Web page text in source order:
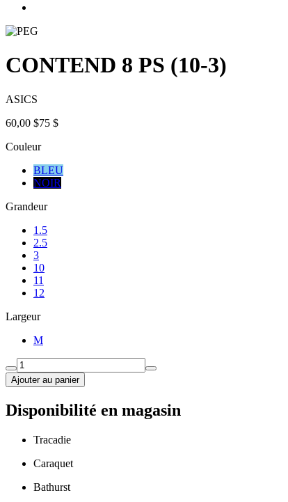
CONTEND 8 PS (10-3)
ASICS
60,00 $75 $
Couleur
BLEU
NOIR
Grandeur
1.5
2.5
3
10
11
12
Largeur
M
Ajouter au panier
Disponibilité en magasin
Tracadie
Caraquet
Bathurst